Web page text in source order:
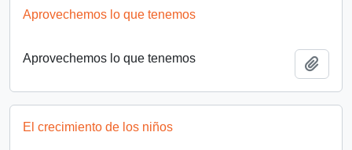
Aprovechemos lo que tenemos
Aprovechemos lo que tenemos
El crecimiento de los niños